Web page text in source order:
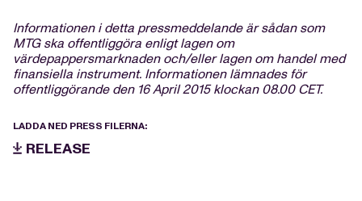
Informationen i detta pressmeddelande är sådan som
MTG ska offentliggöra enligt lagen om
värdepappersmarknaden och/eller lagen om handel med
finansiella instrument. Informationen lämnades för
offentliggörande den 16 April 2015 klockan 08.00 CET.
LADDA NED PRESS FILERNA:
RELEASE